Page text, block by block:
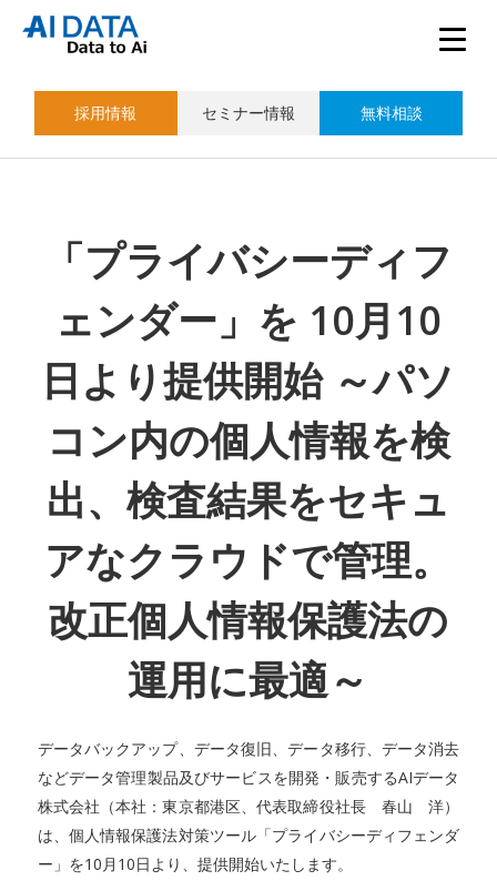
採用情報 セミナー情報 無料相談
「プライバシーディフ
ェンダー」を 10月10
日より提供開始 ～パソ
コン内の個人情報を検
出、検査結果をセキュ
アなクラウドで管理。
改正個人情報保護法の
運用に最適～
データバックアップ、データ復旧、データ移行、データ消去
などデータ管理製品及びサービスを開発・販売するAIデータ
株式会社（本社：東京都港区、代表取締役社長 春山 洋）
は、個人情報保護法対策ツール「プライバシーディフェンダ
ー」を10月10日より、提供開始いたします。